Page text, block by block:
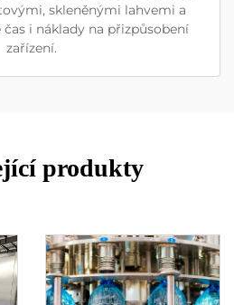
skleněnými lahvemi a
i náklady na přizpůsobení
zařízení.
produkty